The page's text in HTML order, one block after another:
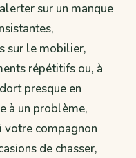
sur un manque
sur le mobilier,
répétitifs ou, à
presque en
à un problème,
votre compagnon
de chasser,